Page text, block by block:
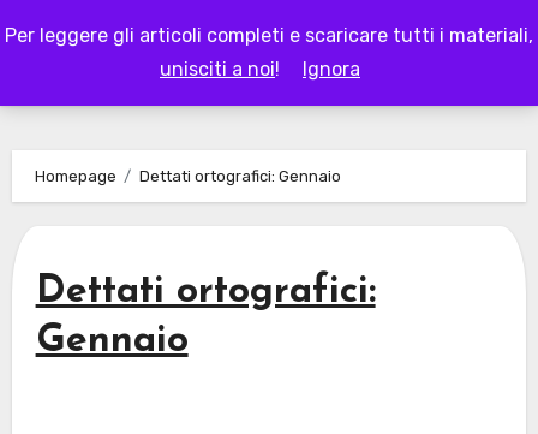
Per leggere gli articoli completi e scaricare tutti i materiali,
unisciti a noi! Ignora
to
LAPAPPADOLCE
Homepage Dettati ortografici: Gennaio
Dettati ortografici:
Gennaio